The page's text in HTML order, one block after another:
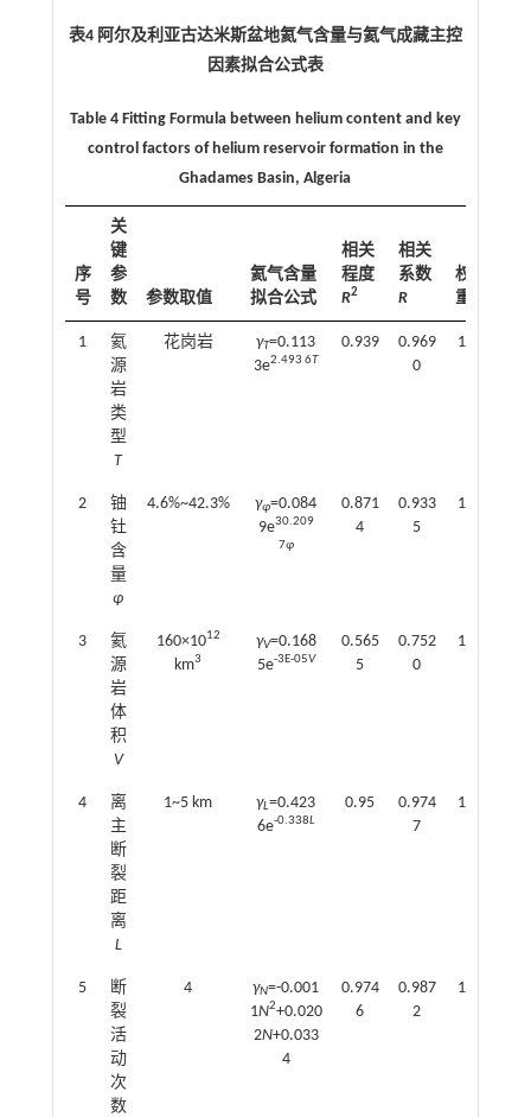
表4 阿尔及利亚古达米斯盆地氦气含量与氦气成藏主控
因素拟合公式表
Table 4 Fitting Formula between helium content and key
control factors of helium reservoir formation in the
Ghadames Basin, Algeria
序
号
关
键
参
数
参数取值
氦气含量
拟合公式
相关
程度
R2
相关
系数
R
权
重/%
1
氦
源
岩
类
型
T
花岗岩 γT=0.113
3e2.493 6T
0.939
0.969
0
13.2
2
铀
钍
含
量
φ
4.6%~42.3% γφ=0.084
9e30.209
7φ
0.871
4
0.933
5
12.7
3
氦
源
岩
体
积
V
160×1012
km3
γV=0.168
5e-3E-05V
0.565
5
0.752
0
10.2
4
离
主
断
裂
距
离
L
1~5 km γL=0.423
6e-0.338L
0.95
0.974
7
13.2
5
断
裂
活
动
次
数
4 γN=-0.001
1N2+0.020
2N+0.033
4
0.974
6
0.987
2
13.4